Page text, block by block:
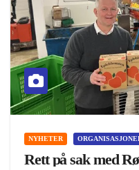
NYHETER
Rett på sak med